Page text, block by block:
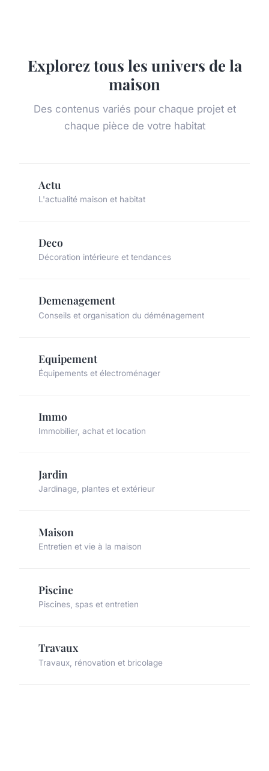
Explorez tous les univers de la
maison
Des contenus variés pour chaque projet et
chaque pièce de votre habitat
Actu
L'actualité maison et habitat
Deco
Décoration intérieure et tendances
Demenagement
Conseils et organisation du déménagement
Equipement
Équipements et électroménager
Immo
Immobilier, achat et location
Jardin
Jardinage, plantes et extérieur
Maison
Entretien et vie à la maison
Piscine
Piscines, spas et entretien
Travaux
Travaux, rénovation et bricolage